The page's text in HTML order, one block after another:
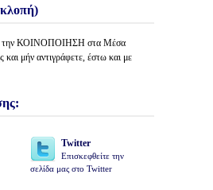
κλοπή)
την ΚΟΙΝΟΠΟΙΗΣΗ στα Μέσα
και μήν αντιγράφετε, έστω και με
Twitter
Επισκεφθείτε την
σελίδα μας στο Twitter